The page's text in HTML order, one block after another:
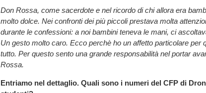
Don Rossa, come sacerdote e nel ricordo di chi allora era
molto dolce. Nei confronti dei più piccoli prestava molta
durante le confessioni: a noi bambini teneva le mani, ci
Un gesto molto caro. Ecco perchè ho un affetto particolare per
tutto. Per questo sento una grande responsabilità nel portar
Rossa.
Entriamo nel dettaglio. Quali sono i numeri del CFP di